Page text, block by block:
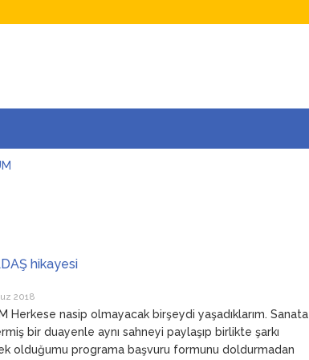
hikayesi
2018
Herkese nasip olmayacak birşeydi yaşadıklarım. Sanata
bir duayenle aynı sahneyi paylaşıp birlikte şarkı
olduğumu programa başvuru formunu doldurmadan